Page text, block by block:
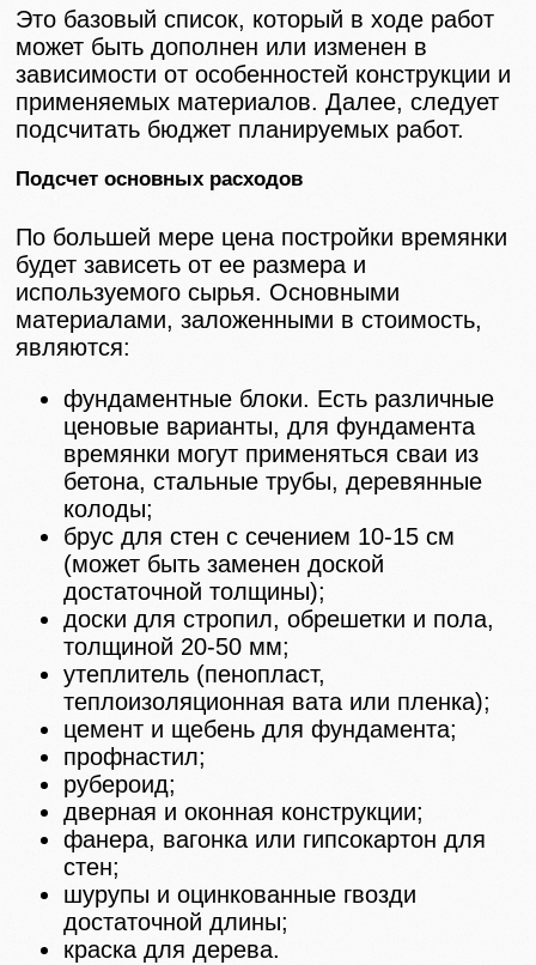
Это базовый список, который в ходе работ
может быть дополнен или изменен в
зависимости от особенностей конструкции и
применяемых материалов. Далее, следует
подсчитать бюджет планируемых работ.
Подсчет основных расходов
По большей мере цена постройки времянки
будет зависеть от ее размера и
используемого сырья. Основными
материалами, заложенными в стоимость,
являются:
фундаментные блоки. Есть различные
ценовые варианты, для фундамента
времянки могут применяться сваи из
бетона, стальные трубы, деревянные
колоды;
брус для стен с сечением 10-15 см
(может быть заменен доской
достаточной толщины);
доски для стропил, обрешетки и пола,
толщиной 20-50 мм;
утеплитель (пенопласт,
теплоизоляционная вата или пленка);
цемент и щебень для фундамента;
профнастил;
рубероид;
дверная и оконная конструкции;
фанера, вагонка или гипсокартон для
стен;
шурупы и оцинкованные гвозди
достаточной длины;
краска для дерева.